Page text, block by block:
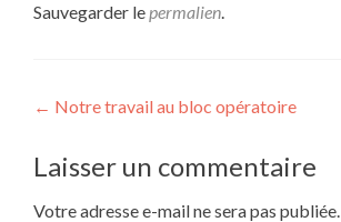
Sauvegarder lepermalien.
Navigation
de
l’article
← Notre travail au bloc opératoire
Laisser un commentaire
Votre adresse e-mail ne sera pas publiée.